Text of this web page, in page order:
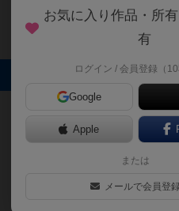
ボドゲーマにログインすると、 「戦
ロード出来たり、他のユーザーの投
また、トップ6の画像は様々なページ
トップに表示される画像
ボドゲーマ運営
ちゃい
お気に入り作品・所
有
ログイン / 会員登録（10
Google
Apple
または
メールで会員登録